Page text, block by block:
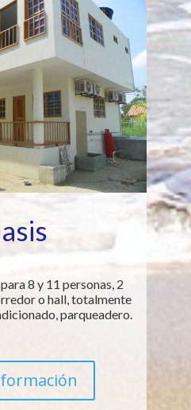
8 y 11 personas, 2
o hall, totalmente
parqueadero.